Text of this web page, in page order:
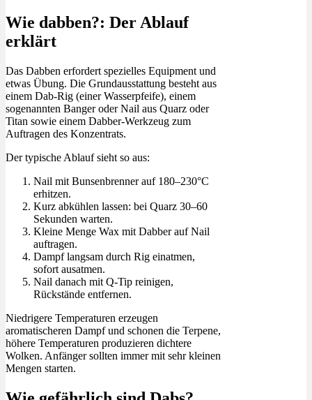
Wie dabben?: Der Ablauf
erklärt
Das Dabben erfordert spezielles Equipment und
etwas Übung. Die Grundausstattung besteht aus
einem Dab-Rig (einer Wasserpfeife), einem
sogenannten Banger oder Nail aus Quarz oder
Titan sowie einem Dabber-Werkzeug zum
Auftragen des Konzentrats.
Der typische Ablauf sieht so aus:
Nail mit Bunsenbrenner auf 180–230°C
erhitzen.
Kurz abkühlen lassen: bei Quarz 30–60
Sekunden warten.
Kleine Menge Wax mit Dabber auf Nail
auftragen.
Dampf langsam durch Rig einatmen,
sofort ausatmen.
Nail danach mit Q-Tip reinigen,
Rückstände entfernen.
Niedrigere Temperaturen erzeugen
aromatischeren Dampf und schonen die Terpene,
höhere Temperaturen produzieren dichtere
Wolken. Anfänger sollten immer mit sehr kleinen
Mengen starten.